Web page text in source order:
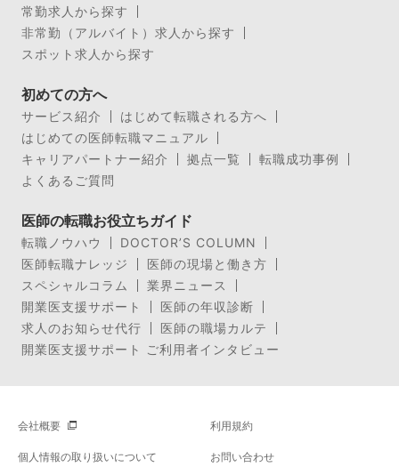
常勤求人から探す
非常勤（アルバイト）求人から探す
スポット求人から探す
初めての方へ
サービス紹介
はじめて転職される方へ
はじめての医師転職マニュアル
キャリアパートナー紹介
拠点一覧
転職成功事例
よくあるご質問
医師の転職お役立ちガイド
転職ノウハウ
DOCTOR’S COLUMN
医師転職ナレッジ
医師の現場と働き方
スペシャルコラム
業界ニュース
開業医支援サポート
医師の年収診断
求人のお知らせ代行
医師の職場カルテ
開業医支援サポート ご利用者インタビュー
会社概要 利用規約
個人情報の取り扱いについて お問い合わせ